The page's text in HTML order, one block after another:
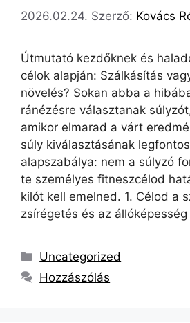
2026.02.24. Szerző: Kovács
Útmutató kezdőknek és
célok alapján: Szálkásítás
növelés? Sokan abba a
ránézésre választanak
amikor elmarad a várt
súly kiválasztásának
alapszabálya: nem a súlyzó
te személyes fitneszcélod
kilót kell emelned. 1. Célod a
zsírégetés és az
Uncategorized
Hozzászólás